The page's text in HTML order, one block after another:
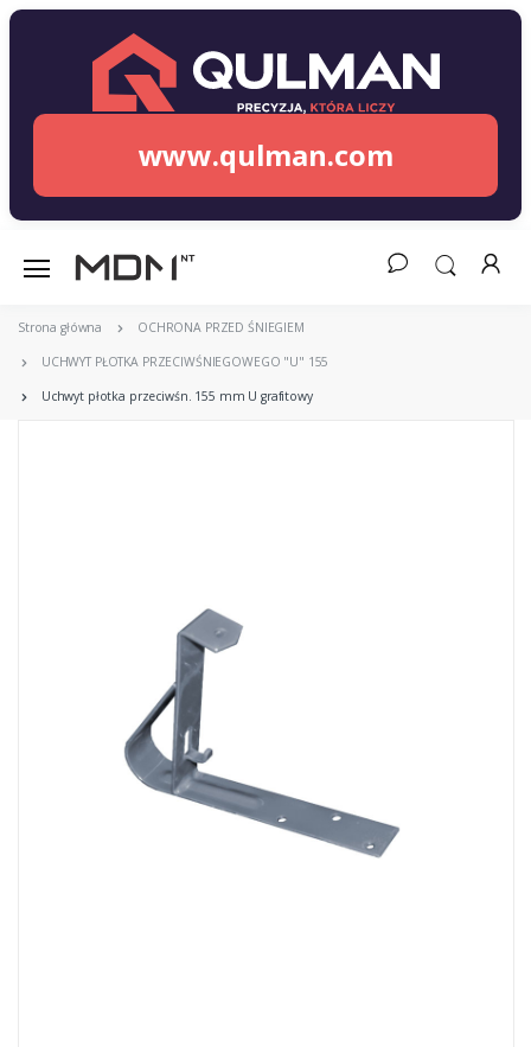
www.qulman.com
Strona główna OCHRONA PRZED ŚNIEGIEM
UCHWYT PŁOTKA PRZECIWŚNIEGOWEGO "U" 155
Uchwyt płotka przeciwśn. 155 mm U grafitowy